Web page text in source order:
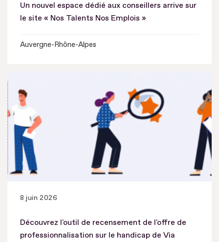
Un nouvel espace dédié aux conseillers arrive sur
le site « Nos Talents Nos Emplois »
Auvergne-Rhône-Alpes
8 juin 2026
Découvrez l'outil de recensement de l'offre de
professionnalisation sur le handicap de Via